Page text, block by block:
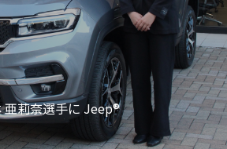
亜莉奈選手に Jeep®